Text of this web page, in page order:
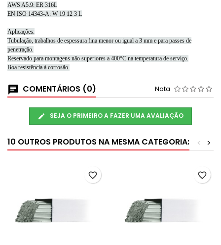
AWS A5.9: ER 316L
EN ISO 14343-A: W 19 12 3 L
Aplicações:
Tubulação, trabalhos de espessura fina menor ou igual a 3 mm e para passes de
penetração.
Reservado para montagens não superiores a 400°C na temperatura de serviço.
Boa resistência à corrosão.
COMENTÁRIOS (0) Nota
SEJA O PRIMEIRO A FAZER UMA AVALIAÇÃO
10 OUTROS PRODUTOS NA MESMA CATEGORIA: >
<
favorite_border favorite_border